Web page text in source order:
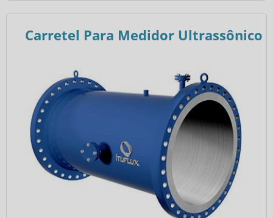
Carretel Para Medidor Ultrassônico